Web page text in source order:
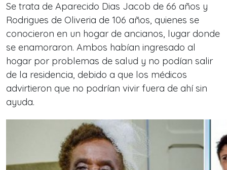
Se trata de Aparecido Dias Jacob de 66 años y
Rodrigues de Oliveria de 106 años, quienes se
conocieron en un hogar de ancianos, lugar donde
se enamoraron. Ambos habían ingresado al
hogar por problemas de salud y no podían salir
de la residencia, debido a que los médicos
advirtieron que no podrían vivir fuera de ahí sin
ayuda.